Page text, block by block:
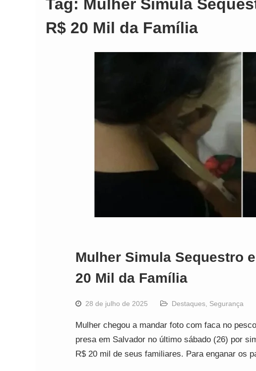
Tag: Mulher Simula
R$ 20 Mil da Família
Mulher Simula Sequestro
20 Mil da Família
28 de julho de 2025 Destaques Segurança
Mulher chegou a mandar foto com faca no
presa em Salvador no último sábado (26) por
R$ 20 mil de seus familiares. Para enganar os